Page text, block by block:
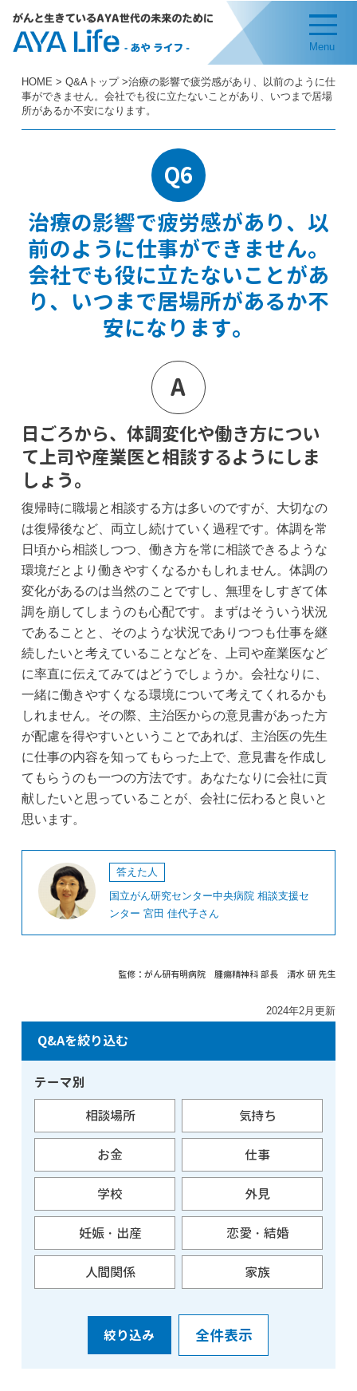
Menu
HOME > Q&Aトップ>治療の影響で疲労感があり、以前のように仕
事ができません。会社でも役に立たないことがあり、いつまで居場
所があるか不安になります。
Q6
治療の影響で疲労感があり、以
前のように仕事ができません。
会社でも役に立たないことがあ
り、いつまで居場所があるか不
安になります。
A
日ごろから、体調変化や働き方につい
て上司や産業医と相談するようにしま
しょう。
復帰時に職場と相談する方は多いのですが、大切なの
は復帰後など、両立し続けていく過程です。体調を常
日頃から相談しつつ、働き方を常に相談できるような
環境だとより働きやすくなるかもしれません。体調の
変化があるのは当然のことですし、無理をしすぎて体
調を崩してしまうのも心配です。まずはそういう状況
であることと、そのような状況でありつつも仕事を継
続したいと考えていることなどを、上司や産業医など
に率直に伝えてみてはどうでしょうか。会社なりに、
一緒に働きやすくなる環境について考えてくれるかも
しれません。その際、主治医からの意見書があった方
が配慮を得やすいということであれば、主治医の先生
に仕事の内容を知ってもらった上で、意見書を作成し
てもらうのも一つの方法です。あなたなりに会社に貢
献したいと思っていることが、会社に伝わると良いと
思います。
答えた人
国立がん研究センター中央病院 相談支援セ
ンター 宮田 佳代子さん
監修：がん研有明病院 腫瘍精神科 部長 清水 研 先生
2024年2月更新
Q&Aを絞り込む
テーマ別
相談場所
気持ち
お金 仕事
学校 外見
妊娠・出産 恋愛・結婚
人間関係 家族
全件表示